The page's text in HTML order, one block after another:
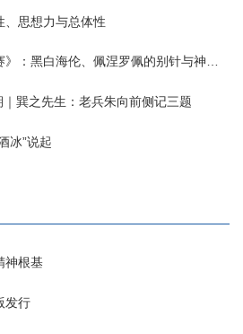
、思想力与总体性
黑白海伦、佩涅罗佩的别针与神秘入侵者
｜巽之先生：老兵朱向前侧记三题
冰”说起
神根基
发行